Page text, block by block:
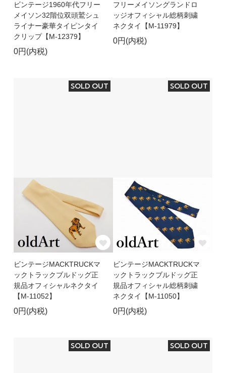
ビンテージ1960年代フリー
メイソン32階位双頭鷲シュ
ライナー豪華タイピンタイ
クリップ【M-12379】
0円(内税)
フリーメイソングランドロ
ッジオフィシャル総柄刺繍
ネクタイ【M-11979】
0円(内税)
SOLD OUT
ビンテージMACKTRUCKマ
ックトラックブルドッグ正
規品オフィシャルネクタイ
【M-11052】
0円(内税)
SOLD OUT
ビンテージMACKTRUCKマ
ックトラックブルドッグ正
規品オフィシャル総柄刺繍
ネクタイ【M-11050】
0円(内税)
SOLD OUT SOLD OUT